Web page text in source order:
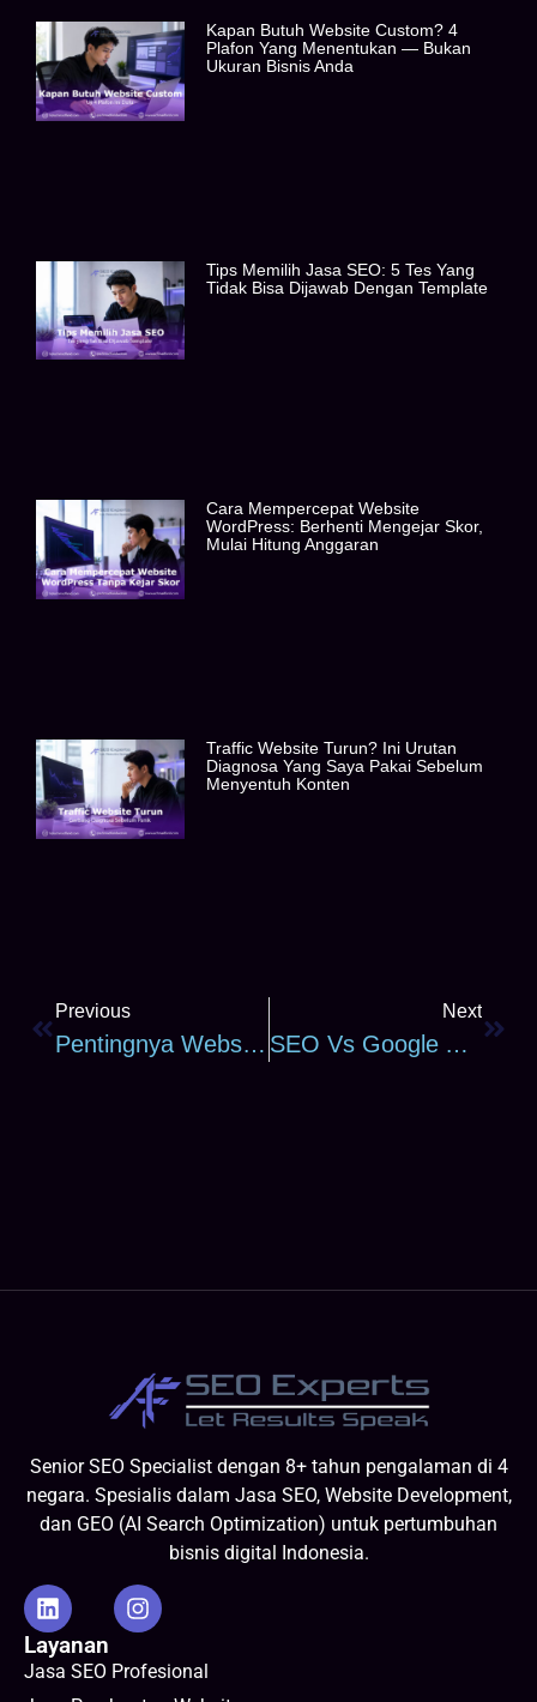
Kapan Butuh Website Custom? 4
Plafon Yang Menentukan — Bukan
Ukuran Bisnis Anda
Tips Memilih Jasa SEO: 5 Tes Yang
Tidak Bisa Dijawab Dengan Template
Cara Mempercepat Website
WordPress: Berhenti Mengejar Skor,
Mulai Hitung Anggaran
Traffic Website Turun? Ini Urutan
Diagnosa Yang Saya Pakai Sebelum
Menyentuh Konten
Previous
Pentingnya Website Untuk Bisnis: Kenapa Media Sosial Saja Tidak Cukup
Next
SEO Vs Google Ads: Kapan Pakai Yang Mana (Panduan Dari Pengalaman Saya)
Senior SEO Specialist dengan 8+ tahun pengalaman di 4
negara. Spesialis dalam Jasa SEO, Website Development,
dan GEO (AI Search Optimization) untuk pertumbuhan
bisnis digital Indonesia.
Layanan
Jasa SEO Profesional